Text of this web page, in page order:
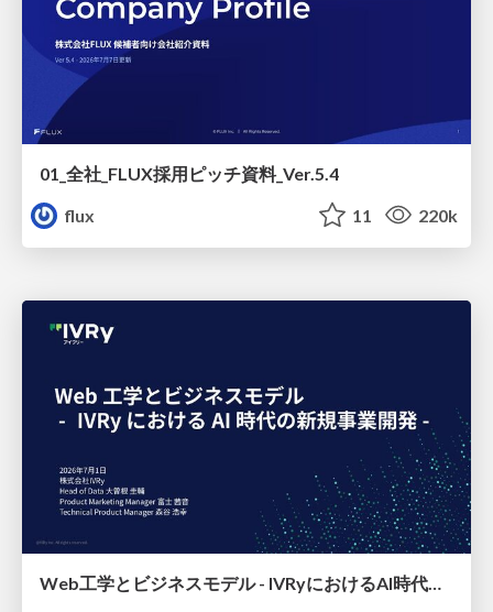
01_全社_FLUX採用ピッチ資料_Ver.5.4
flux
11 220k
Web工学とビジネスモデル - IVRyにおけるAI時代の新規事業開発 -